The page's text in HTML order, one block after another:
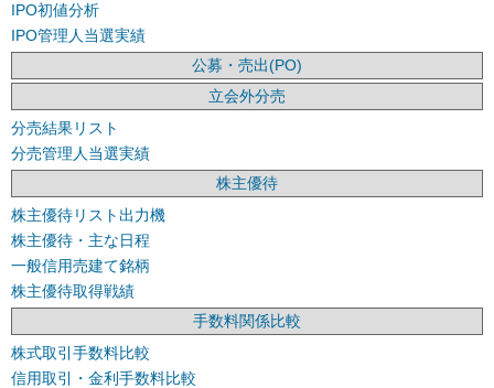
IPO初値分析
IPO管理人当選実績
公募・売出(PO)
立会外分売
分売結果リスト
分売管理人当選実績
株主優待
株主優待リスト出力機
株主優待・主な日程
一般信用売建て銘柄
株主優待取得戦績
手数料関係比較
株式取引手数料比較
信用取引・金利手数料比較